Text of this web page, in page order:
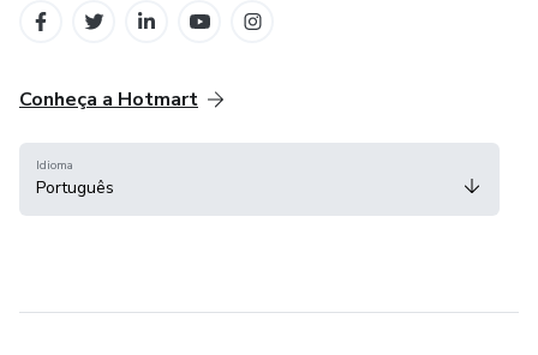
Conheça a Hotmart
Idioma
Português